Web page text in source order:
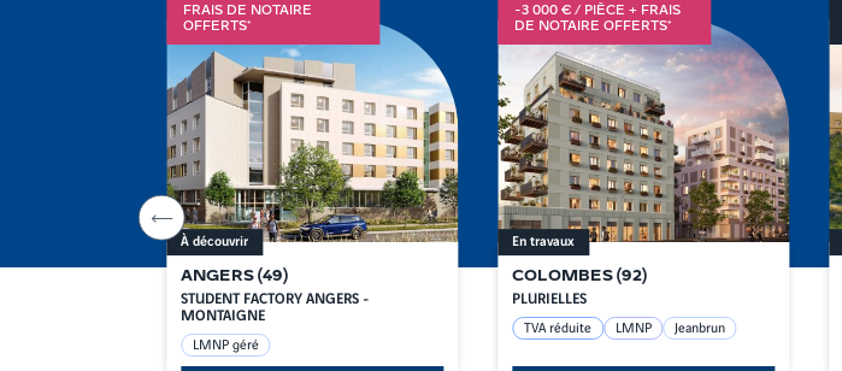
à
FRAIS DE NOTAIRE
OFFERTS*
ANGERS (49)
STUDENT FACTORY ANGERS -
MONTAIGNE
À découvrir
LMNP géré
-3 000 € / PIÈCE + FRAIS
DE NOTAIRE OFFERTS*
COLOMBES (92)
PLURIELLES
En travaux
TVA réduite LMNP Jeanbrun